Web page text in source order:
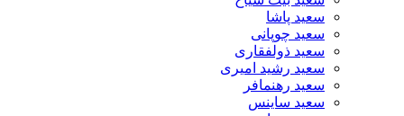
سعید پاشا
سعید چوپانی
سعید ذولفقاری
سعید رشید امیری
سعید رهنمافر
سعید ساینس